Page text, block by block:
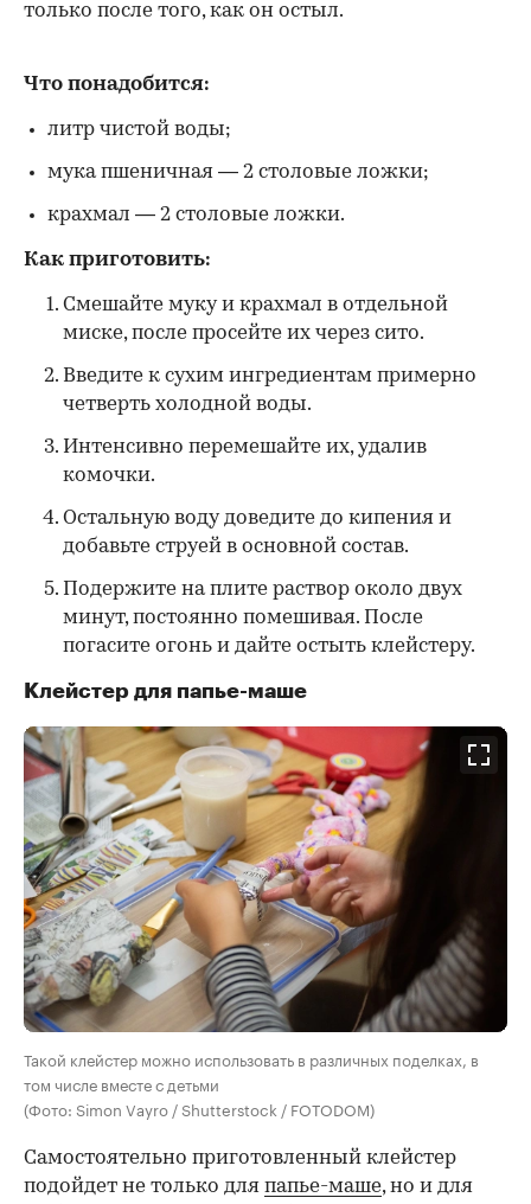
только после того, как он остыл.
Что понадобится:
литр чистой воды;
мука пшеничная — 2 столовые ложки;
крахмал — 2 столовые ложки.
Как приготовить:
Смешайте муку и крахмал в отдельной
миске, после просейте их через сито.
Введите к сухим ингредиентам примерно
четверть холодной воды.
Интенсивно перемешайте их, удалив
комочки.
Остальную воду доведите до кипения и
добавьте струей в основной состав.
Подержите на плите раствор около двух
минут, постоянно помешивая. После
погасите огонь и дайте остыть клейстеру.
Клейстер для папье-маше
Такой клейстер можно использовать в различных поделках, в
том числе вместе с детьми
(Фото: Simon Vayro / Shutterstock / FOTODOM)
Самостоятельно приготовленный клейстер
подойдет не только для папье-маше, но и для